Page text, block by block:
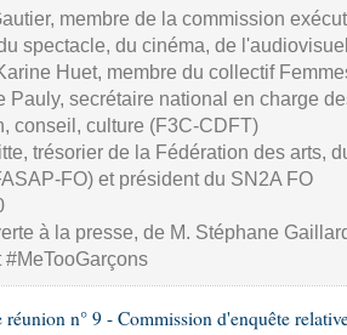
membre de la commission
spectacle, du cinéma, de
Huet, membre du collectif
Pauly, secrétaire national en charge
conseil, culture (F3C-CDFT)
trésorier de la Fédération des arts,
FO) et président du SN2A FO
à la presse, de M. Stéphane
réunion n° 9 - Commission d'enquête